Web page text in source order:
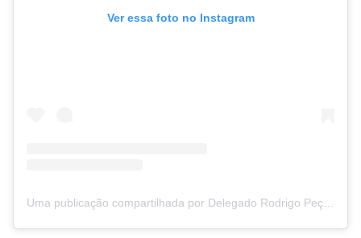
Ver essa foto no Instagram